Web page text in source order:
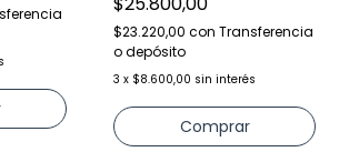
$23.220,00 con Transferencia
o depósito
3 x $8.600,00 sin interés
Comprar